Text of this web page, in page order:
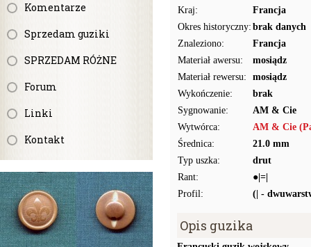
Komentarze
Sprzedam guziki
SPRZEDAM RÓŻNE
Forum
Linki
Kontakt
Kraj:
Francja
Okres historyczny: brak danych
Znaleziono:
Francja
Materiał awersu:
mosiądz
Materiał rewersu:
mosiądz
Wykończenie:
brak
Sygnowanie:
AM & Cie
Wytwórca:
AM & Cie
Średnica:
21.0 mm
Typ uszka:
drut
Rant:
●|=|
Profil:
(| -
Opis guzika